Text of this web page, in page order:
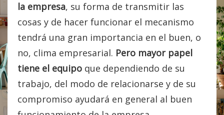
la empresa, su forma de transmitir las
cosas y de hacer funcionar el mecanismo
tendrá una gran importancia en el buen, o
no, clima empresarial. Pero mayor papel
tiene el equipo que dependiendo de su
trabajo, del modo de relacionarse y de su
compromiso ayudará en general al buen